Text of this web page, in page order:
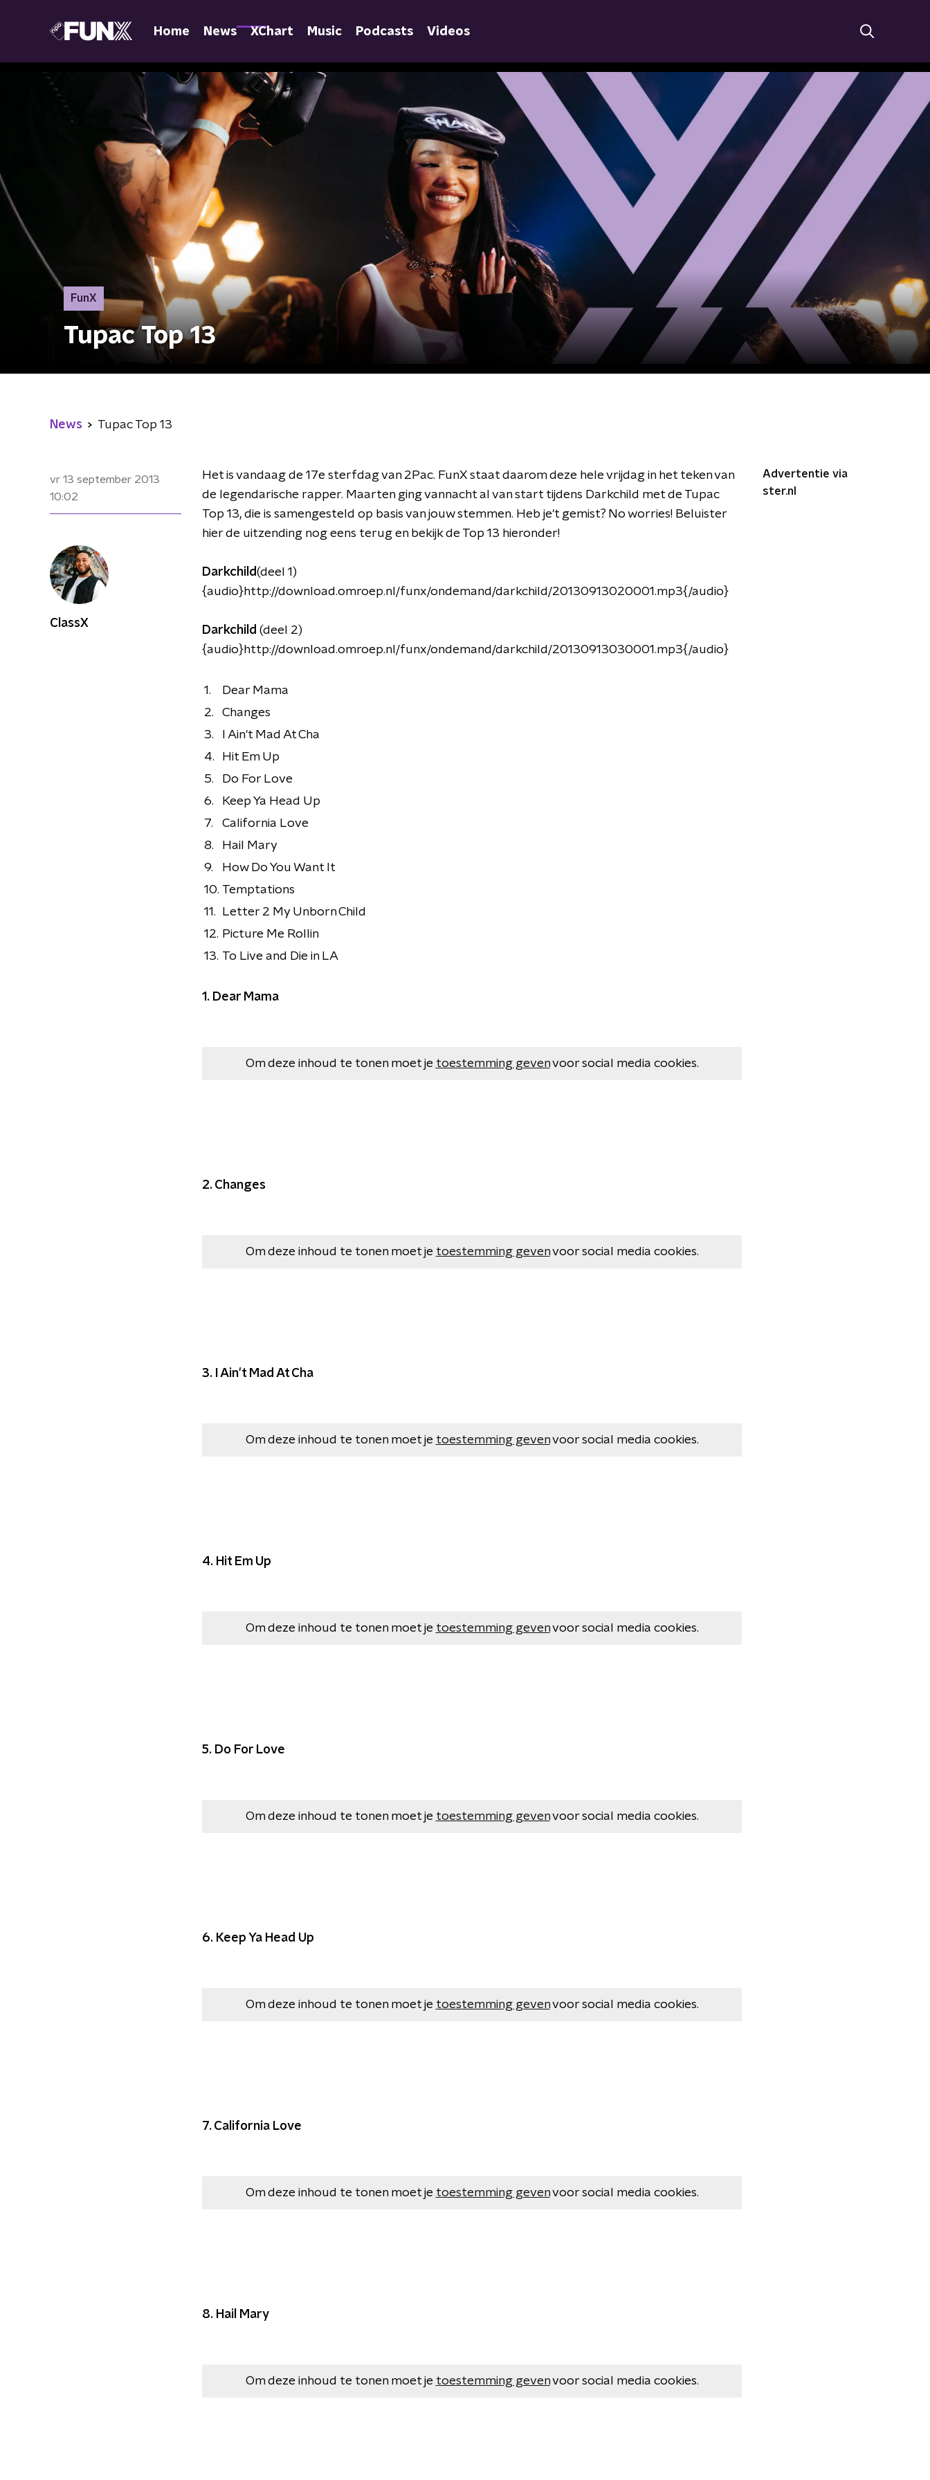
Home News XChart Music Podcasts Videos
FunX
Tupac Top 13
News Tupac Top 13
vr 13 september 2013
10:02
Het is vandaag de 17e sterfdag van 2Pac. FunX staat daarom deze hele vrijdag in het teken van
de legendarische rapper. Maarten ging vannacht al van start tijdens Darkchild met de Tupac
Top 13, die is samengesteld op basis van jouw stemmen. Heb je't gemist? No worries! Beluister
hier de uitzending nog eens terug en bekijk de Top 13 hieronder!
Darkchild(deel 1)
{audio}http://download.omroep.nl/funx/ondemand/darkchild/20130913020001.mp3{/audio}
Darkchild (deel 2)
{audio}http://download.omroep.nl/funx/ondemand/darkchild/20130913030001.mp3{/audio}
1.
Dear Mama
2.
Changes
3.
I Ain't Mad At Cha
4.
Hit Em Up
5.
Do For Love
6.
Keep Ya Head Up
7.
California Love
8.
Hail Mary
9.
How Do You Want It
10. Temptations
11.
Letter 2 My Unborn Child
12. Picture Me Rollin
13. To Live and Die in LA
1. Dear Mama
Om deze inhoud te tonen moet je toestemming gevenvoor social media cookies.
2. Changes
Om deze inhoud te tonen moet je toestemming gevenvoor social media cookies.
3. I Ain't Mad At Cha
Om deze inhoud te tonen moet je toestemming gevenvoor social media cookies.
4. Hit Em Up
Om deze inhoud te tonen moet je toestemming gevenvoor social media cookies.
5. Do For Love
Om deze inhoud te tonen moet je toestemming gevenvoor social media cookies.
6. Keep Ya Head Up
Om deze inhoud te tonen moet je toestemming gevenvoor social media cookies.
7. California Love
Om deze inhoud te tonen moet je toestemming gevenvoor social media cookies.
8. Hail Mary
Om deze inhoud te tonen moet je toestemming gevenvoor social media cookies.
Advertentie via
ster.nl
ClassX